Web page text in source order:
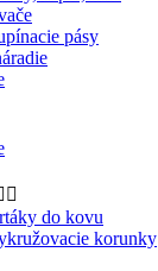
pásy

do kovu
korunky